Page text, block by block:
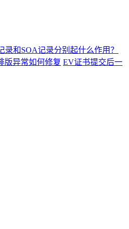
录和SOA记录分别起什么作用？
版异常如何修复 EV证书提交后一